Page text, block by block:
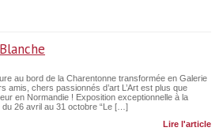
au bord de la Charentonne transformée en Galerie
amis, chers passionnés d’art L’Art est plus que
en Normandie ! Exposition exceptionnelle à la
du 26 avril au 31 octobre “Le […]
Lire l'article